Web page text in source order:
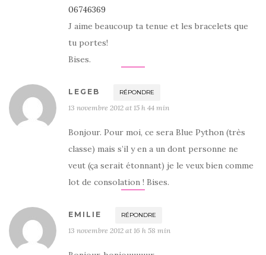
06746369
J aime beaucoup ta tenue et les bracelets que
tu portes!
Bises.
LEGEB RÉPONDRE
13 novembre 2012 at 15 h 44 min
Bonjour. Pour moi, ce sera Blue Python (très
classe) mais s’il y en a un dont personne ne
veut (ça serait étonnant) je le veux bien comme
lot de consolation ! Bises.
EMILIE RÉPONDRE
13 novembre 2012 at 16 h 58 min